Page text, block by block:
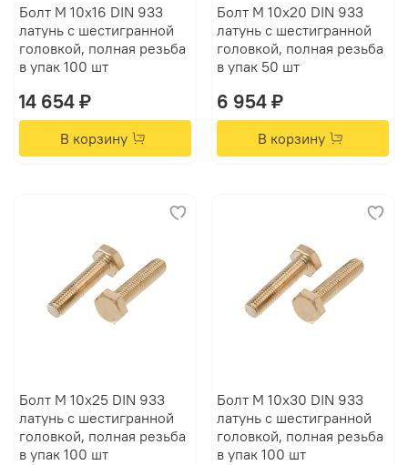
Болт М 10х16 DIN 933
латунь с шестигранной
головкой, полная резьба
в упак 100 шт
14 654 ₽
В корзину
Болт М 10х20 DIN 933
латунь с шестигранной
головкой, полная резьба
в упак 50 шт
6 954 ₽
В корзину
Болт М 10х25 DIN 933
латунь с шестигранной
головкой, полная резьба
в упак 100 шт
Болт М 10х30 DIN 933
латунь с шестигранной
головкой, полная резьба
в упак 100 шт